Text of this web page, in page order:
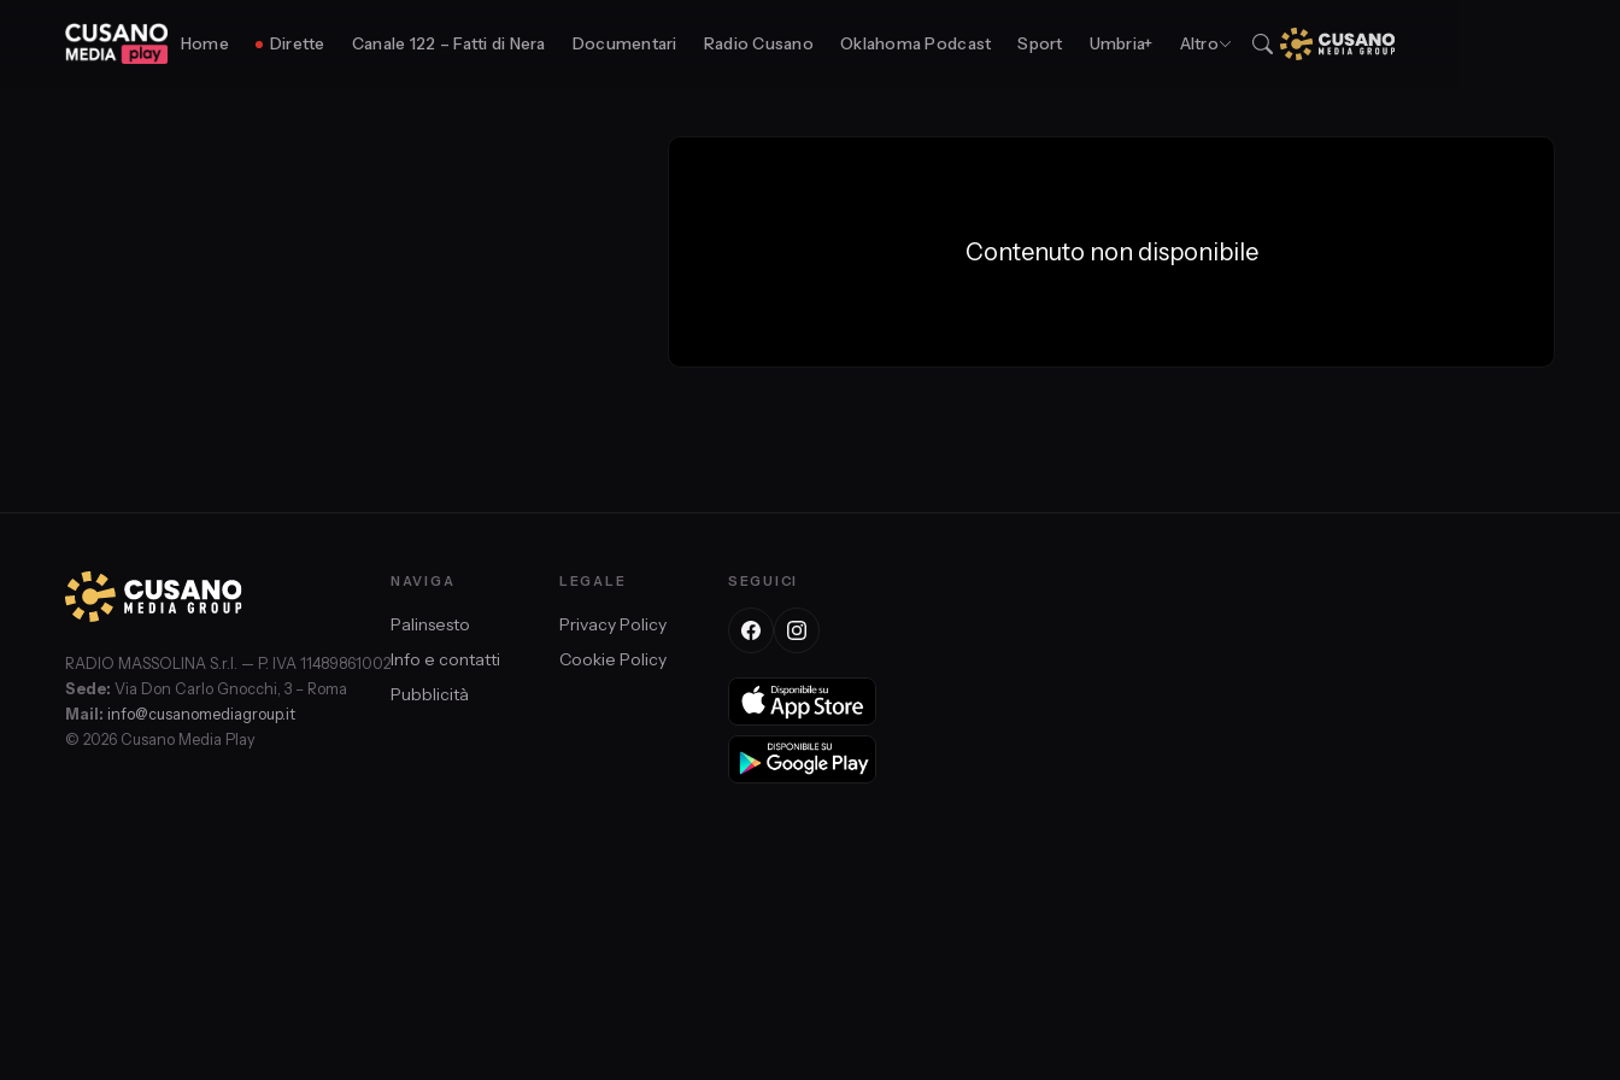
Home Dirette Canale 122 – Fatti di Nera Documentari Radio Cusano Oklahoma Podcast Sport Umbria+ Altro
Contenuto non disponibile
RADIO MASSOLINA S.r.l. — P. IVA 11489861002
Sede: Via Don Carlo Gnocchi, 3 – Roma
Mail: info@cusanomediagroup.it
© 2026 Cusano Media Play
NAVIGA
Palinsesto
Info e contatti
Pubblicità
LEGALE
Privacy Policy
Cookie Policy
SEGUICI